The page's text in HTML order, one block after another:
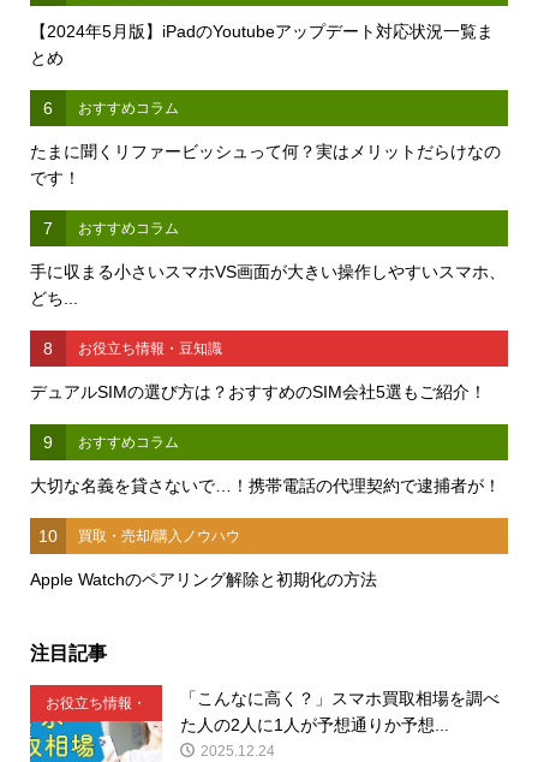
【2024年5月版】iPadのYoutubeアップデート対応状況一覧ま
とめ
6 おすすめコラム
たまに聞くリファービッシュって何？実はメリットだらけなの
です！
7 おすすめコラム
手に収まる小さいスマホVS画面が大きい操作しやすいスマホ、
どち...
8 お役立ち情報・豆知識
デュアルSIMの選び方は？おすすめのSIM会社5選もご紹介！
9 おすすめコラム
大切な名義を貸さないで…！携帯電話の代理契約で逮捕者が！
10 買取・売却/購入ノウハウ
Apple Watchのペアリング解除と初期化の方法
注目記事
お役立ち情報・
豆知識
「こんなに高く？」スマホ買取相場を調べ
た人の2人に1人が予想通りか予想...
2025.12.24